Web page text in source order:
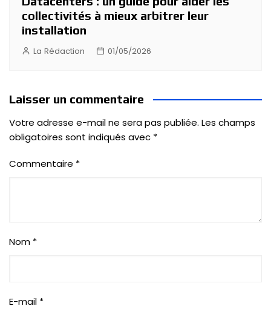
collectivités à mieux arbitrer leur
installation
La Rédaction 01/05/2026
Laisser un commentaire
Votre adresse e-mail ne sera pas publiée. Les champs
obligatoires sont indiqués avec *
Commentaire *
Nom *
E-mail *